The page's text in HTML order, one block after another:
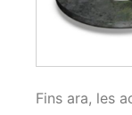
Fins ara, les